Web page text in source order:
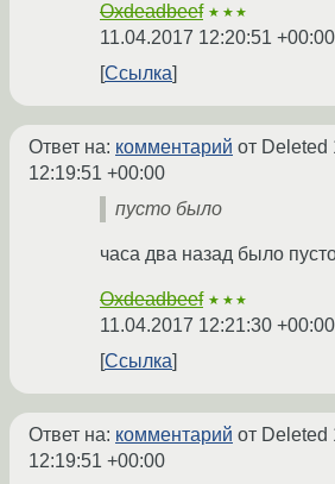
Oxdeadbeef ★★★
11.04.2017 12:20:51 +00:00
Ссылка
Ответ на: комментарий от Deleted
12:19:51 +00:00
пусто было
часа два назад было
Oxdeadbeef ★★★
11.04.2017 12:21:30 +00:00
Ссылка
Ответ на: комментарий от Deleted
12:19:51 +00:00